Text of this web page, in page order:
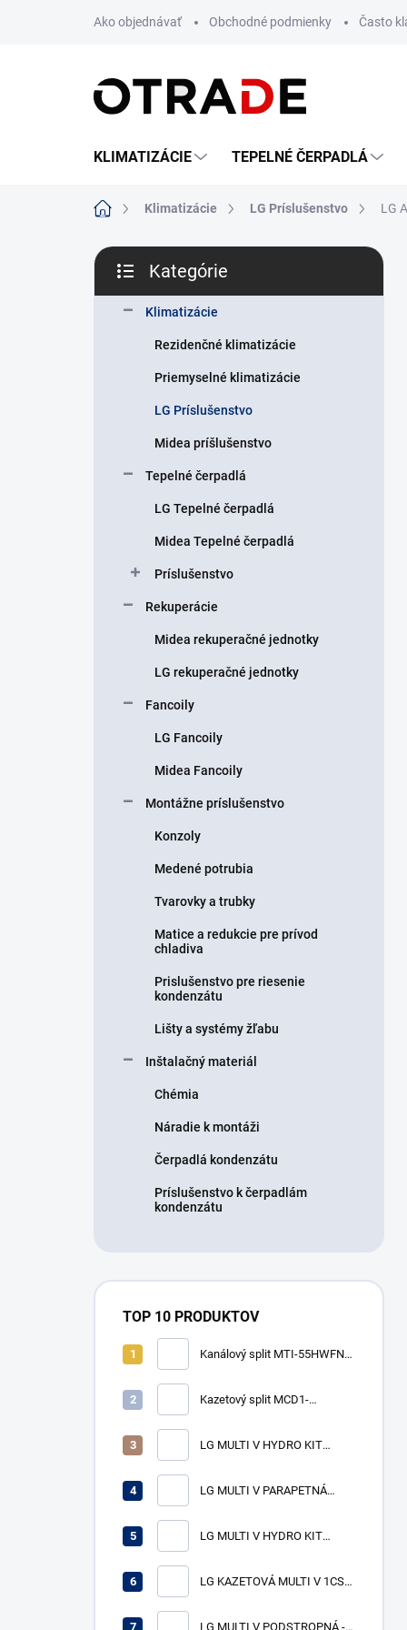
Ako objednávať Obchodné podmienky Často
KLIMATIZÁCIE TEPELNÉ ČERPADLÁ
DomovKlimatizácie LG Príslušenstvo LG
B
č
kategórie
Kategórie
Klimatizácie
Rezidenčné klimatizácie
Priemyselné klimatizácie
LG Príslušenstvo
Midea príšlušenstvo
Tepelné čerpadlá
LG Tepelné čerpadlá
Midea Tepelné čerpadlá
Príslušenstvo
Rekuperácie
Midea rekuperačné jednotky
LG rekuperačné jednotky
Fancoily
LG Fancoily
Midea Fancoily
Montážne príslušenstvo
Konzoly
Medené potrubia
Tvarovky a trubky
Matice a redukcie pre prívod
chladiva
Prislušenstvo pre riesenie
kondenzátu
Lišty a systémy žľabu
Inštalačný materiál
Chémia
Náradie k montáži
Čerpadlá kondenzátu
Príslušenstvo k čerpadlám
kondenzátu
TOP 10 PRODUKTOV
Kanálový split MTI-55HWFN8-
Kazetový split MCD1-
LG MULTI V HYDRO KIT
VÝKON CH/V -/25,2 kW
LG MULTI V PARAPETNÁ
VÝKON CH/V 7,1/8,0 kW
LG MULTI V HYDRO KIT
VÝKON CH/V 12,3/13,8 kW
LG KAZETOVÁ MULTI V 1CST-
LG MULTI V PODSTROPNÁ -